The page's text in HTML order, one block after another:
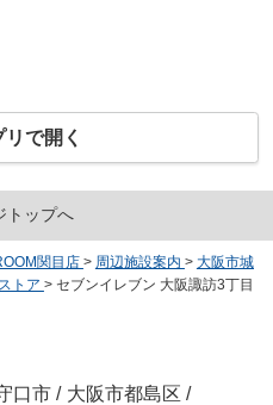
で開く
トップへ
関目店 > 周辺施設案内 > 大阪市城
トア > セブンイレブン 大阪諏訪3丁目
口市 / 大阪市都島区 /